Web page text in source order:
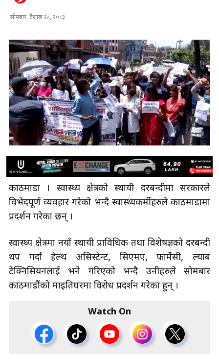
सोमबार, वैशाख २८, २०८३
काठमाडौँ । स्वास्थ्य क्षेत्रको स्थायी दरबन्दीमा सरकारले
विभेदपूर्ण व्यवहार गरेको भन्दै स्वास्थ्यकर्मीहरुले काठमाडौँमा
प्रदर्शन गरेका छन् ।
स्वास्थ्य क्षेत्रमा नयाँ स्थायी प्राविधिक तथा विशेषज्ञको दरबन्दी
थप गर्दा हेल्थ असिस्टेन्ट, सिएमए, फार्मेसी, ल्याब
टेक्निसियनलाई भने गरिएको भन्दै उनीहरुले सोमबार
काठमाडौंको माइतिघरमा विरोध प्रदर्शन गरेका हुन् ।
Watch On